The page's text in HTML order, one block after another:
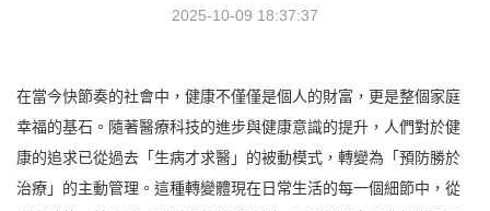
2025-10-09 18:37:37
在當今快節奏的社會中，健康不僅僅是個人的財富，更是整個家庭
幸福的基石。隨著醫療科技的進步與健康意識的提升，人們對於健
康的追求已從過去「生病才求醫」的被動模式，轉變為「預防勝於
治療」的主動管理。這種轉變體現在日常生活的每一個細節中，從